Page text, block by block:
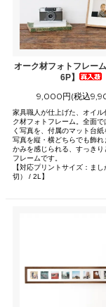
オーク材フォトフレー
6P】
9,000円(税込
家具職人が仕上げた、オイル
ク材フォトフレーム。全面
く写真を、付属のマット台紙
写真を縦・横どちらでも飾れ
かみを感じられる、すっきり
フレームです。
【対応プリントサイズ：ま
切） / 2L】